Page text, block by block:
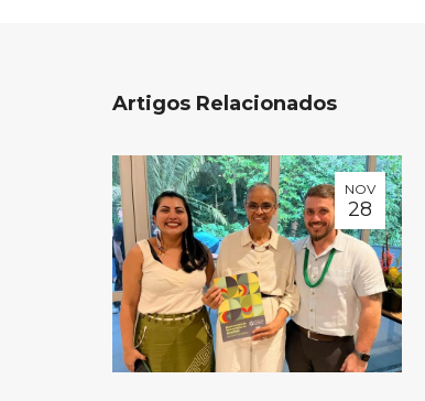
Artigos Relacionados
NOV
28